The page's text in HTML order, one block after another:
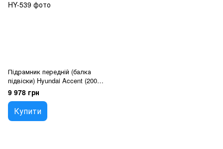
Підрамник передній (балка
підвіски) Hyundai Accent (2000-
2005), 62405-25003, 62410-
25003
9 978 грн
Купити